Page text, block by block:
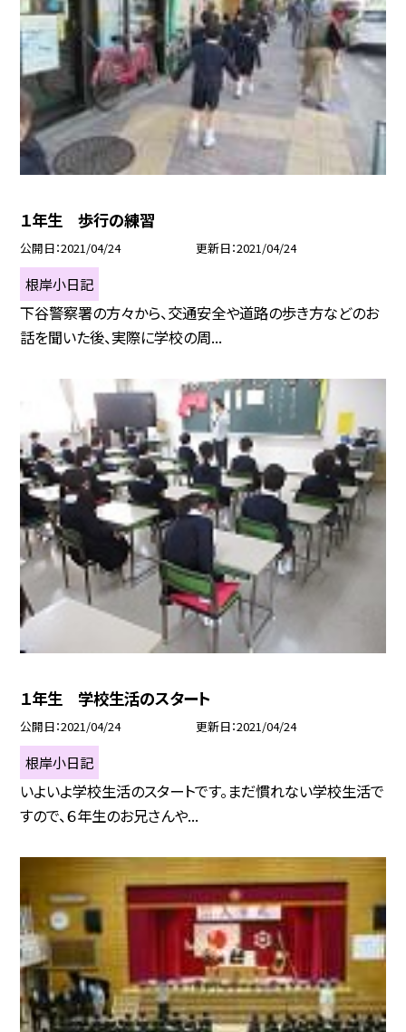
１年生 歩行の練習
公開日 2021/04/24 更新日 2021/04/24
根岸小日記
下谷警察署の方々から、交通安全や道路の歩き方などのお
話を聞いた後、実際に学校の周...
１年生 学校生活のスタート
公開日 2021/04/24 更新日 2021/04/24
根岸小日記
いよいよ学校生活のスタートです。まだ慣れない学校生活で
すので、６年生のお兄さんや...